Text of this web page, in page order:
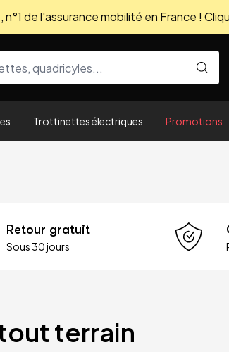
de l'assurance mobilité en France !
Trottinettes électriques Promotions
Retour gratuit
Sous 30 jours
terrain